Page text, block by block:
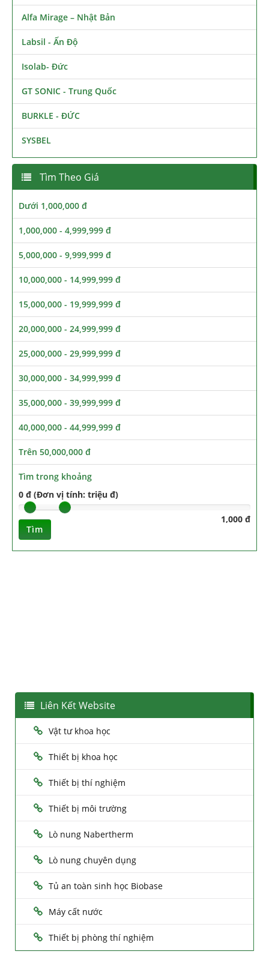
Alfa Mirage – Nhật Bản
Labsil - Ấn Độ
Isolab- Đức
GT SONIC - Trung Quốc
BURKLE - ĐỨC
SYSBEL
Tìm Theo Giá
Dưới 1,000,000 đ
1,000,000 - 4,999,999 đ
5,000,000 - 9,999,999 đ
10,000,000 - 14,999,999 đ
15,000,000 - 19,999,999 đ
20,000,000 - 24,999,999 đ
25,000,000 - 29,999,999 đ
30,000,000 - 34,999,999 đ
35,000,000 - 39,999,999 đ
40,000,000 - 44,999,999 đ
Trên 50,000,000 đ
Tìm trong khoảng
0 đ (Đơn vị tính: triệu đ)
1,000 đ
Tìm
Liên Kết Website
Vật tư khoa học
Thiết bị khoa học
Thiết bị thí nghiệm
Thiết bị môi trường
Lò nung Nabertherm
Lò nung chuyên dụng
Tủ an toàn sinh học Biobase
Máy cất nước
Thiết bị phòng thí nghiệm